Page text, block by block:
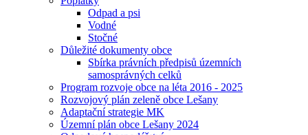
Odpad a psi
Vodné
Stočné
Důležité dokumenty obce
Sbírka právních předpisů územních
samosprávných celků
Program rozvoje obce na léta 2016 - 2025
Rozvojový plán zeleně obce Lešany
Adaptační strategie MK
Územní plán obce Lešany 2024